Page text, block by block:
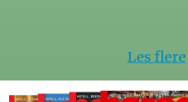
Les flere